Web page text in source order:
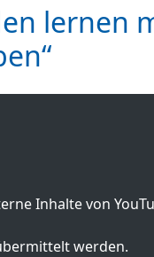
lernen
Inhalte von
werden.